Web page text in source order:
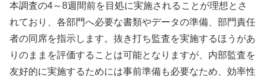
本調査の4～8週間前を目処に実施されることが理想とさ
れており、各部門へ必要な書類やデータの準備、部門責任
者の同席を指示します。抜き打ち監査を実施するほうがあ
りのままを評価することは可能となりますが、内部監査を
友好的に実施するためには事前準備も必要なため、効率性